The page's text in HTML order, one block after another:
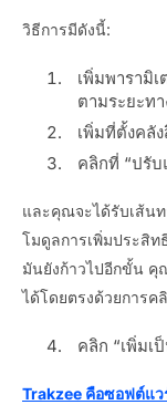
วิธีการมีดังนี้:
เพิ่มพารามิ
ตามระยะท
เพิ่มที่ตั้งคลั
คลิกที่ “ปรับ
และคุณจะได้รับเส้นท
โมดูลการเพิ่มประสิ
มันยังก้าวไปอีกขั้น คุ
ได้โดยตรงด้วยการค
คลิก “เพิ่มเ
Trakzee คือซอฟต์แ